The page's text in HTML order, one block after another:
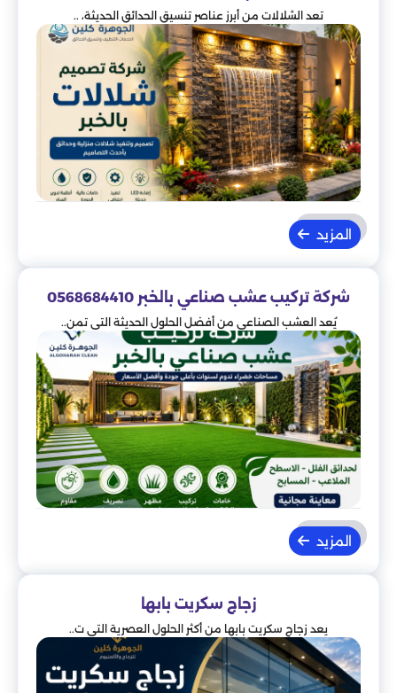
تعد الشلالات من أبرز عناصر تنسيق الحدائق الحديثة، ..
المزيد
شركة تركيب عشب صناعي بالخبر 0568684410
يُعد العشب الصناعي من أفضل الحلول الحديثة التي تمن..
المزيد
زجاج سكريت بابها
يعد زجاج سكريت بابها من أكثر الحلول العصرية التي ت..